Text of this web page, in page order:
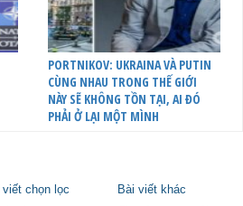
PORTNIKOV: UKRAINA VÀ PUTIN
CÙNG NHAU TRONG THẾ GIỚI
NÀY SẼ KHÔNG TỒN TẠI, AI ĐÓ
PHẢI Ở LẠI MỘT MÌNH
viết chọn lọc
Bài viết khác